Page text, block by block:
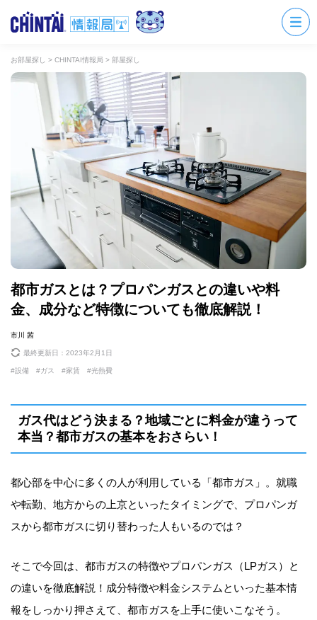
お部屋探し > CHINTAI情報局 > 部屋探し
都市ガスとは？プロパンガスとの違いや料
金、成分など特徴についても徹底解説！
市川 茜
最終更新日： 2023年2月1日
設備 ガス 家賃 光熱費
ガス代はどう決まる？地域ごとに料金が違うって
本当？都市ガスの基本をおさらい！
都心部を中心に多くの人が利用している「都市ガス」。就職
や転勤、地方からの上京といったタイミングで、プロパンガ
スから都市ガスに切り替わった人もいるのでは？
そこで今回は、都市ガスの特徴やプロパンガス（LPガス）と
の違いを徹底解説！成分特徴や料金システムといった基本情
報をしっかり押さえて、都市ガスを上手に使いこなそう。